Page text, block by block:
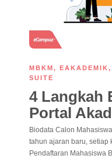
MBKM, EAKADEMIK,
SUITE
4 Langkah
Portal
Biodata Calon
tahun ajaran baru, setiap
Pendaftaran Mahasiswa